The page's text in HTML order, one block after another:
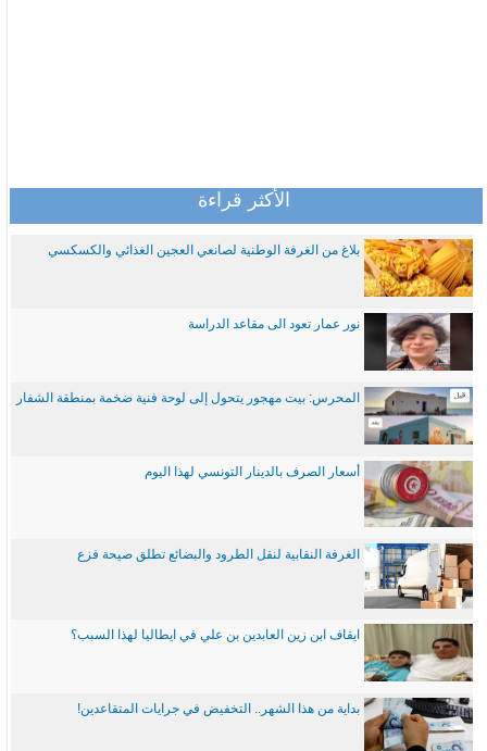
الأكثر قراءة
بلاغ من الغرفة الوطنية لصانعي العجين الغذائي والكسكسي
نور عمار تعود الى مقاعد الدراسة
المحرس: بيت مهجور يتحول إلى لوحة فنية ضخمة بمنطقة الشفار
أسعار الصرف بالدينار التونسي لهذا اليوم
الغرفة النقابية لنقل الطرود والبضائع تطلق صيحة فزع
ايقاف ابن زين العابدين بن علي في ايطاليا لهذا السبب؟
بداية من هذا الشهر.. التخفيض في جرايات المتقاعدين!